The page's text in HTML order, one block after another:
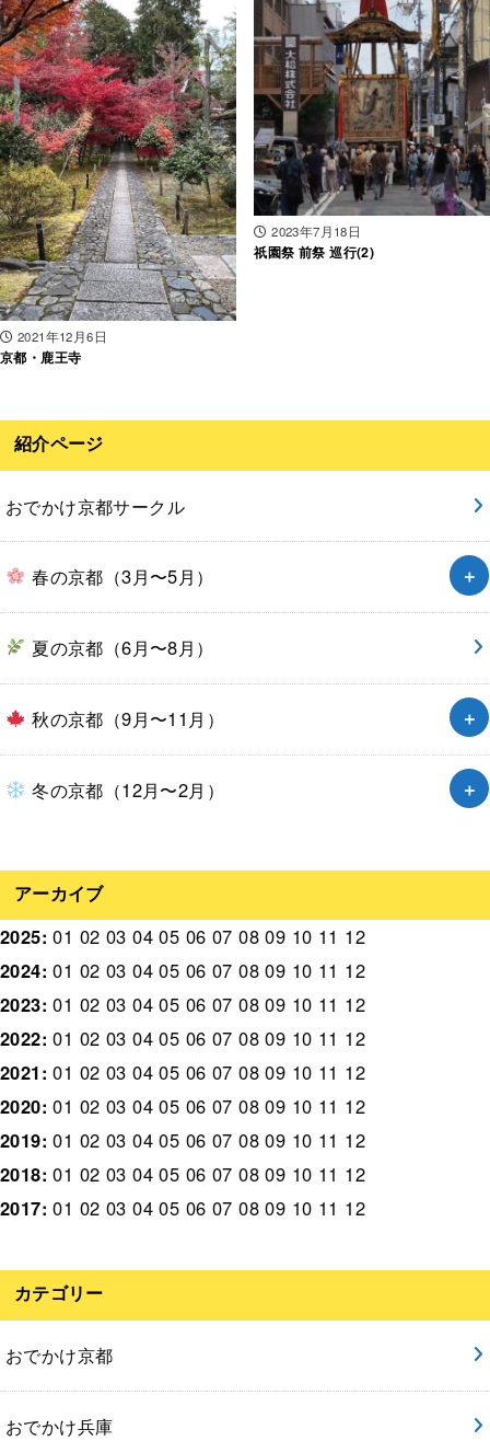
2021年12月6日
京都・鹿王寺
2023年7月18日
祇園祭 前祭 巡行(2)
紹介ページ
おでかけ京都サークル
春の京都（3月〜5月）
夏の京都（6月〜8月）
秋の京都（9月〜11月）
冬の京都（12月〜2月）
アーカイブ
2025:01 02 03 04 05 06 07 08 09 10 11 12
2024:01 02 03 04 05 06 07 08 09 10 11 12
2023:01 02 03 04 05 06 07 08 09 10 11 12
2022:01 02 03 04 05 06 07 08 09 10 11 12
2021:01 02 03 04 05 06 07 08 09 10 11 12
2020:01 02 03 04 05 06 07 08 09 10 11 12
2019:01 02 03 04 05 06 07 08 09 10 11 12
2018:01 02 03 04 05 06 07 08 09 10 11 12
2017:01 02 03 04 05 06 07 08 09 10 11 12
カテゴリー
おでかけ京都
おでかけ兵庫